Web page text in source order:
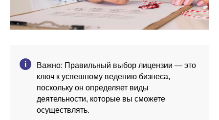
Важно: Правильный выбор лицензии — это
ключ к успешному ведению бизнеса,
поскольку он определяет виды
деятельности, которые вы сможете
осуществлять.